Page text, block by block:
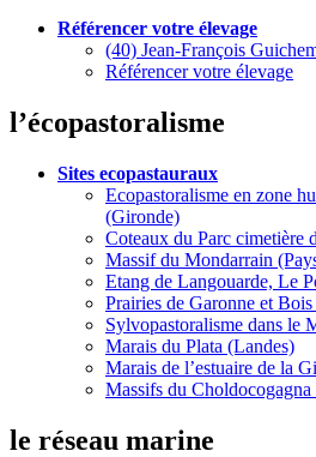
Référencer votre élevage
(40) Jean-François
Référencer votre élevage
l’écopastoralisme
Sites ecopastauraux
Ecopastoralisme en zone
(Gironde)
Coteaux du Parc cimetière
Massif du Mondarrain
Etang de Langouarde, Le
Prairies de Garonne et
Sylvopastoralisme dans le
Marais du Plata (Landes)
Marais de l’estuaire de la
Massifs du Choldocogagna
le réseau marine